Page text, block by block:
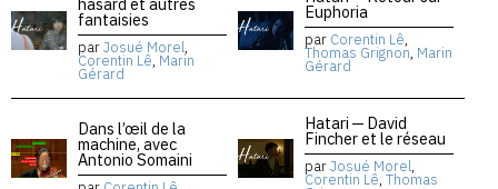
fantaisies
parJosué Morel,
Corentin Lê, Marin
Gérard
Euphoria
par Corentin Lê,
Thomas Grignon, Marin
Gérard
Dans l’œil de la
machine, avec
Antonio Somaini
Hatari — David
Fincher et le réseau
parJosué Morel,
Corentin Lê, Thomas